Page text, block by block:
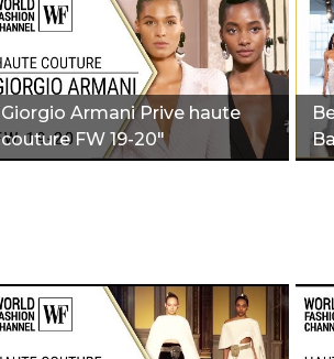
Giorgio Armani Prive haute
couture FW 19-20"